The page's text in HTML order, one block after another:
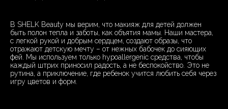
В SHELK Beauty мы верим, что макияж для детей должен
быть полон тепла и заботы, как объятия мамы. Наши мастера,
с легкой рукой и добрым сердцем, создают образы, что
отражают детскую мечту – от нежных бабочек до сияющих
фей. Мы используем только hypoallergenic средства, чтобы
каждый штрих приносил радость, а не беспокойство. Это не
рутина, а приключение, где ребенок учится любить себя через
игру цветов и форм.